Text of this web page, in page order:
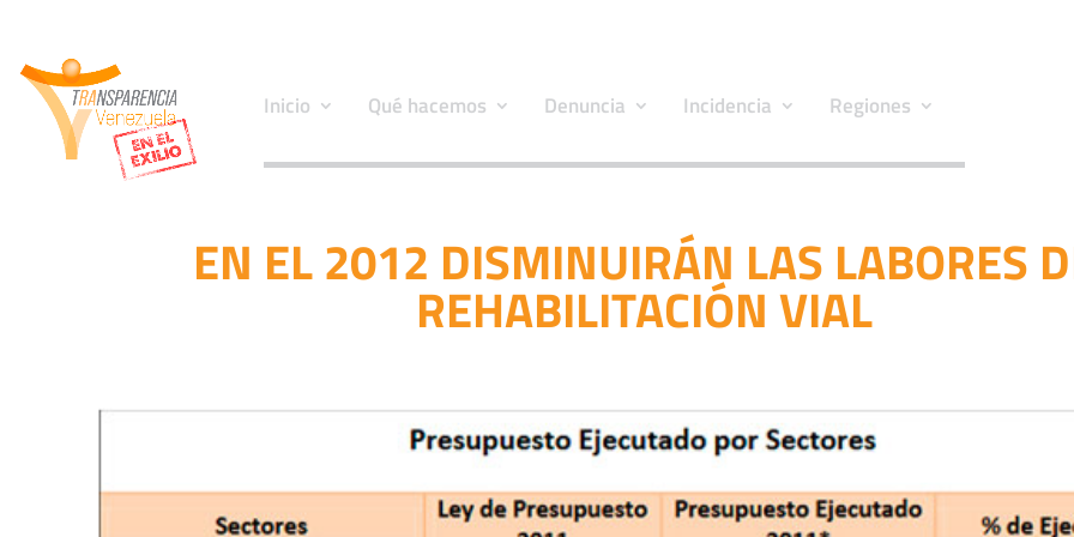
Inicio Qué hacemos Denuncia Incidencia Regiones
EN EL 2012 DISMINUIRÁN LAS LABORES
REHABILITACIÓN VIAL